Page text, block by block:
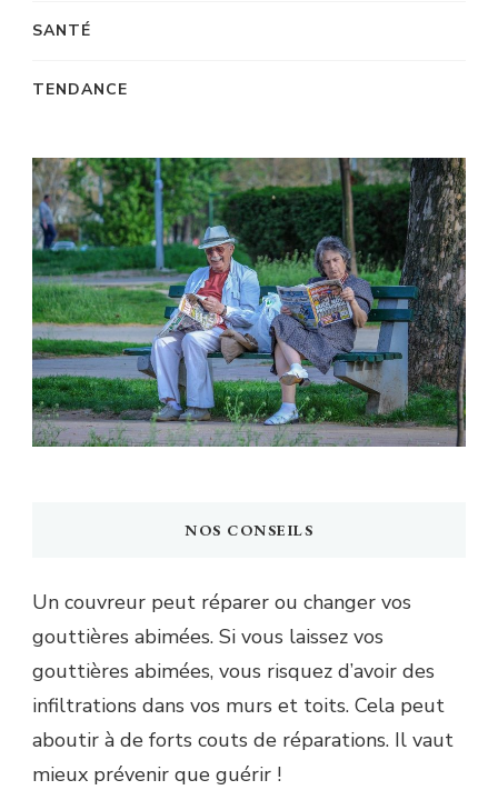
SANTÉ
TENDANCE
NOS CONSEILS
Un couvreur peut réparer ou changer vos
gouttières abimées. Si vous laissez vos
gouttières abimées, vous risquez d’avoir des
infiltrations dans vos murs et toits. Cela peut
aboutir à de forts couts de réparations. Il vaut
mieux prévenir que guérir !